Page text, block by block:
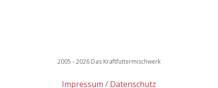
2005 - 2026 Das Kraftfuttermischwerk
Impressum Datenschutz